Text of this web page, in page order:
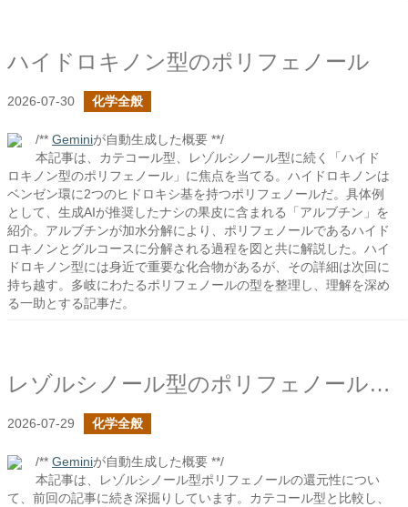
ハイドロキノン型のポリフェノール
2026-07-30 化学全般
/** Geminiが自動生成した概要 **/
本記事は、カテコール型、レゾルシノール型に続く「ハイド
ロキノン型のポリフェノール」に焦点を当てる。ハイドロキノンは
ベンゼン環に2つのヒドロキシ基を持つポリフェノールだ。具体例
として、生成AIが推奨したナシの果皮に含まれる「アルブチン」を
紹介。アルブチンが加水分解により、ポリフェノールであるハイド
ロキノンとグルコースに分解される過程を図と共に解説した。ハイ
ドロキノン型には身近で重要な化合物があるが、その詳細は次回に
持ち越す。多岐にわたるポリフェノールの型を整理し、理解を深め
る一助とする記事だ。
レゾルシノール型のポリフェノールの続き
2026-07-29 化学全般
/** Geminiが自動生成した概要 **/
本記事は、レゾルシノール型ポリフェノールの還元性につい
て、前回の記事に続き深掘りしています。カテコール型と比較し、